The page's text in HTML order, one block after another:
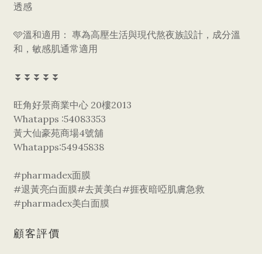
透感
🩵溫和適用： 專為高壓生活與現代熬夜族設計，成分溫
和，敏感肌通常適用
⏬⏬⏬⏬⏬
旺角好景商業中心 20樓2013
Whatapps :54083353
黃大仙豪苑商場4號舖
Whatapps:54945838
#pharmadex面膜
#退黃亮白面膜#去黃美白#捱夜暗啞肌膚急救
#pharmadex美白面膜
顧客評價